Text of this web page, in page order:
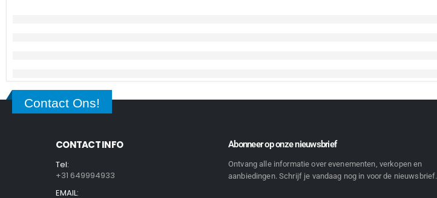
Contact Ons!
CONTACT INFO
Tel:
+31 649994933
EMAIL:
Abonneer op onze nieuwsbrief
Ontvang alle informatie over evenementen, verkopen en
aanbiedingen. Schrijf je vandaag nog in voor de nieuwsbrief.